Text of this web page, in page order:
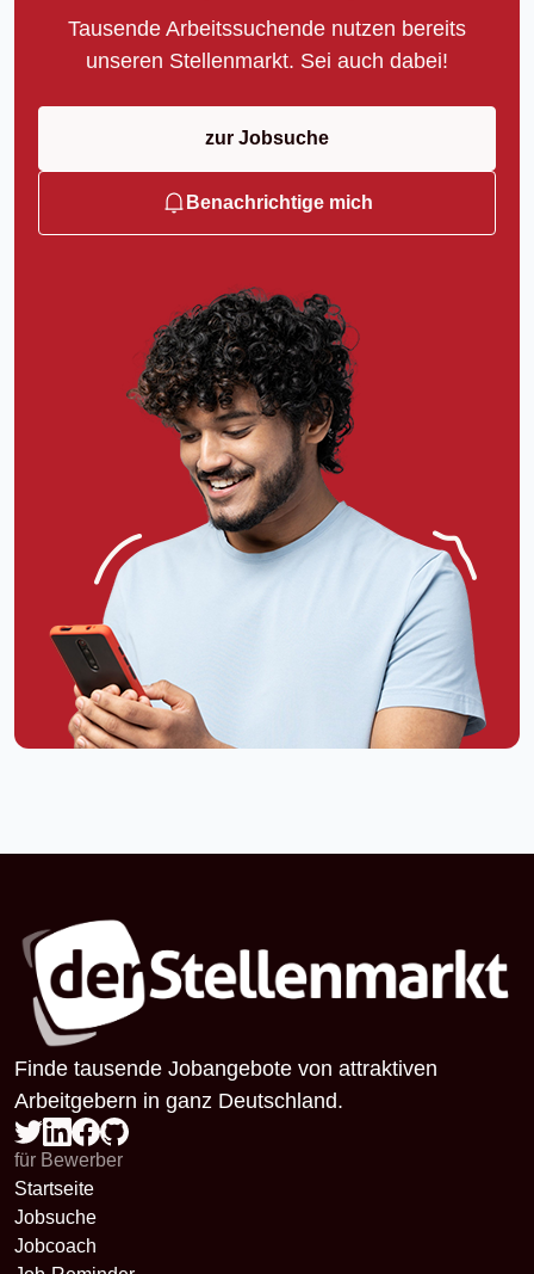
Tausende Arbeitssuchende nutzen bereits
unseren Stellenmarkt. Sei auch dabei!
zur Jobsuche
Benachrichtige mich
Finde tausende Jobangebote von attraktiven
Arbeitgebern in ganz Deutschland.
für Bewerber
Startseite
Jobsuche
Jobcoach